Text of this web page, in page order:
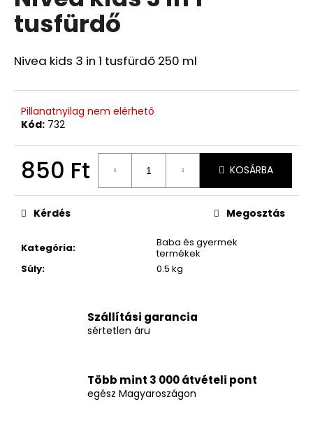
5-
ből
csillag.
tusfürdő
Nivea kids 3 in 1 tusfürdő 250 ml
Pillanatnyilag nem elérhető
Kód: 732
850 Ft KOSÁRBA
Kategória:
Baba és gyermek
termékek
Súly: 0.5 kg
Kérdés Megosztás
Szállítási garancia
sértetlen áru
Több mint 3 000 átvételi pont
egész Magyaroszágon